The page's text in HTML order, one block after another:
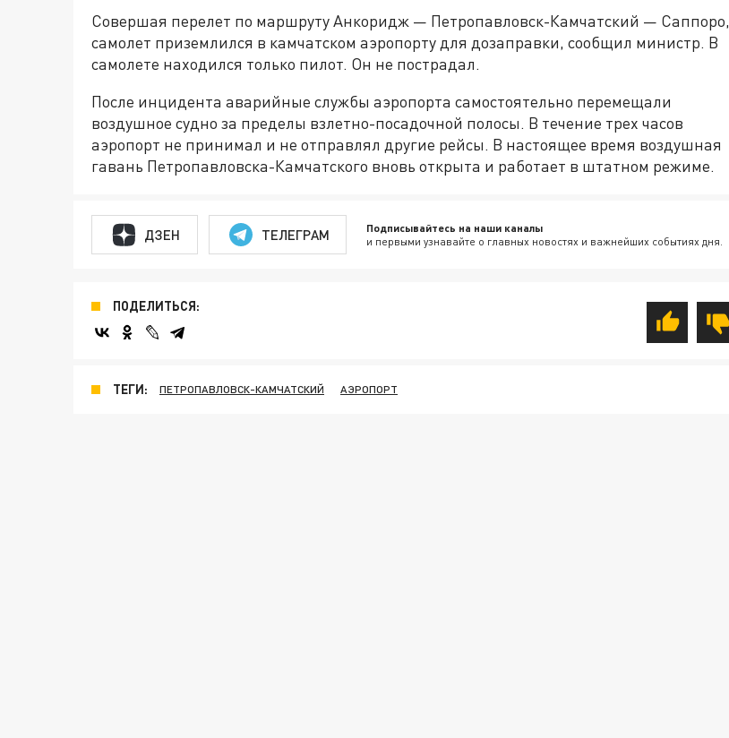
Совершая перелет по маршруту Анкоридж — Петропавловск-Камчатский — Саппоро,
самолет приземлился в камчатском аэропорту для дозаправки, сообщил министр. В
самолете находился только пилот. Он не пострадал.
После инцидента аварийные службы аэропорта самостоятельно перемещали
воздушное судно за пределы взлетно-посадочной полосы. В течение трех часов
аэропорт не принимал и не отправлял другие рейсы. В настоящее время воздушная
гавань Петропавловска-Камчатского вновь открыта и работает в штатном режиме.
ДЗЕН ТЕЛЕГРАМ Подписывайтесь на наши каналы
и первыми узнавайте о главных новостях и важнейших событиях дня.
ПОДЕЛИТЬСЯ:
ТЕГИ: ПЕТРОПАВЛОВСК-КАМЧАТСКИЙ АЭРОПОРТ